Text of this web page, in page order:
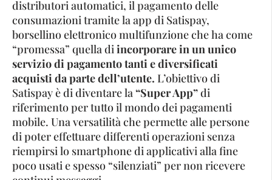
distributori automatici, il pagamento delle
consumazioni tramite la app di Satispay,
borsellino elettronico multifunzione che ha come
“promessa” quella diincorporare in un unico
servizio di pagamento tanti e diversificati
acquisti da parte dell’utente. L’obiettivo di
Satispay è di diventare la“Super App”di
riferimento per tutto il mondo dei pagamenti
mobile. Una versatilità che permette alle persone
di poter effettuare differenti operazioni senza
riempirsi lo smartphone di applicativi alla fine
poco usati e spesso “silenziati” per non ricevere